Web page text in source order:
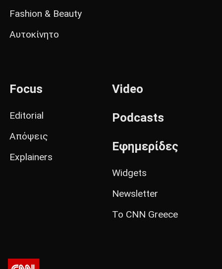
Fashion & Beauty
Αυτοκίνητο
Focus
Editorial
Απόψεις
Explainers
Video
Podcasts
Εφημερίδες
Widgets
Newsletter
Το CNN Greece